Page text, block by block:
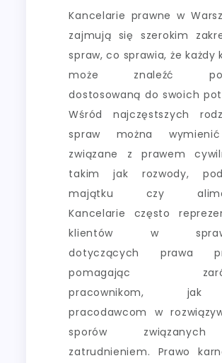
Kancelarie prawne w
zajmują się szerokim
spraw, co sprawia, że każdy
może znaleźć
dostosowaną do swoich
Wśród najczęstszych
spraw można
związane z prawem
takim jak rozwody,
majątku czy
Kancelarie często
klientów w
dotyczących prawa
pomagając
pracownikom,
pracodawcom w
sporów
zatrudnieniem. Prawo